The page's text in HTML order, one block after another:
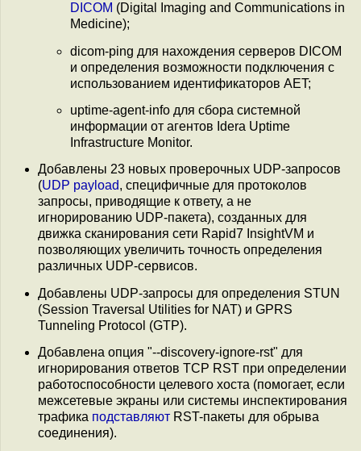
DICOM (Digital Imaging and Communications in
Medicine);
dicom-ping для нахождения серверов DICOM
и определения возможности подключения с
использованием идентификаторов AET;
uptime-agent-info для сбора системной
информации от агентов Idera Uptime
Infrastructure Monitor.
Добавлены 23 новых проверочных UDP-запросов
(UDP payload, специфичные для протоколов
запросы, приводящие к ответу, а не
игнорированию UDP-пакета), созданных для
движка сканирования сети Rapid7 InsightVM и
позволяющих увеличить точность определения
различных UDP-сервисов.
Добавлены UDP-запросы для определения STUN
(Session Traversal Utilities for NAT) и GPRS
Tunneling Protocol (GTP).
Добавлена опция "--discovery-ignore-rst" для
игнорирования ответов TCP RST при определении
работоспособности целевого хоста (помогает, если
межсетевые экраны или системы инспектирования
трафика подставляют RST-пакеты для обрыва
соединения).